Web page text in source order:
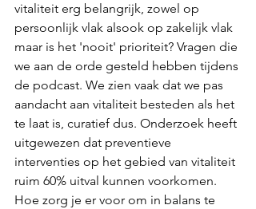
vitaliteit erg belangrijk, zowel op
persoonlijk vlak alsook op zakelijk vlak
maar is het 'nooit' prioriteit? Vragen die
we aan de orde gesteld hebben tijdens
de podcast. We zien vaak dat we pas
aandacht aan vitaliteit besteden als het
te laat is, curatief dus. Onderzoek heeft
uitgewezen dat preventieve
interventies op het gebied van vitaliteit
ruim 60% uitval kunnen voorkomen.
Hoe zorg je er voor om in balans te